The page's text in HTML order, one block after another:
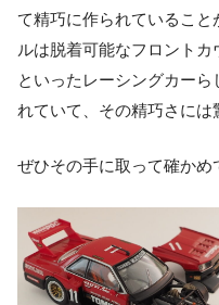
て精巧に作られているこ
ルは脱着可能なフロント
といったレーシングカー
れていて、その精巧さには
ぜひその手に取って確かめ